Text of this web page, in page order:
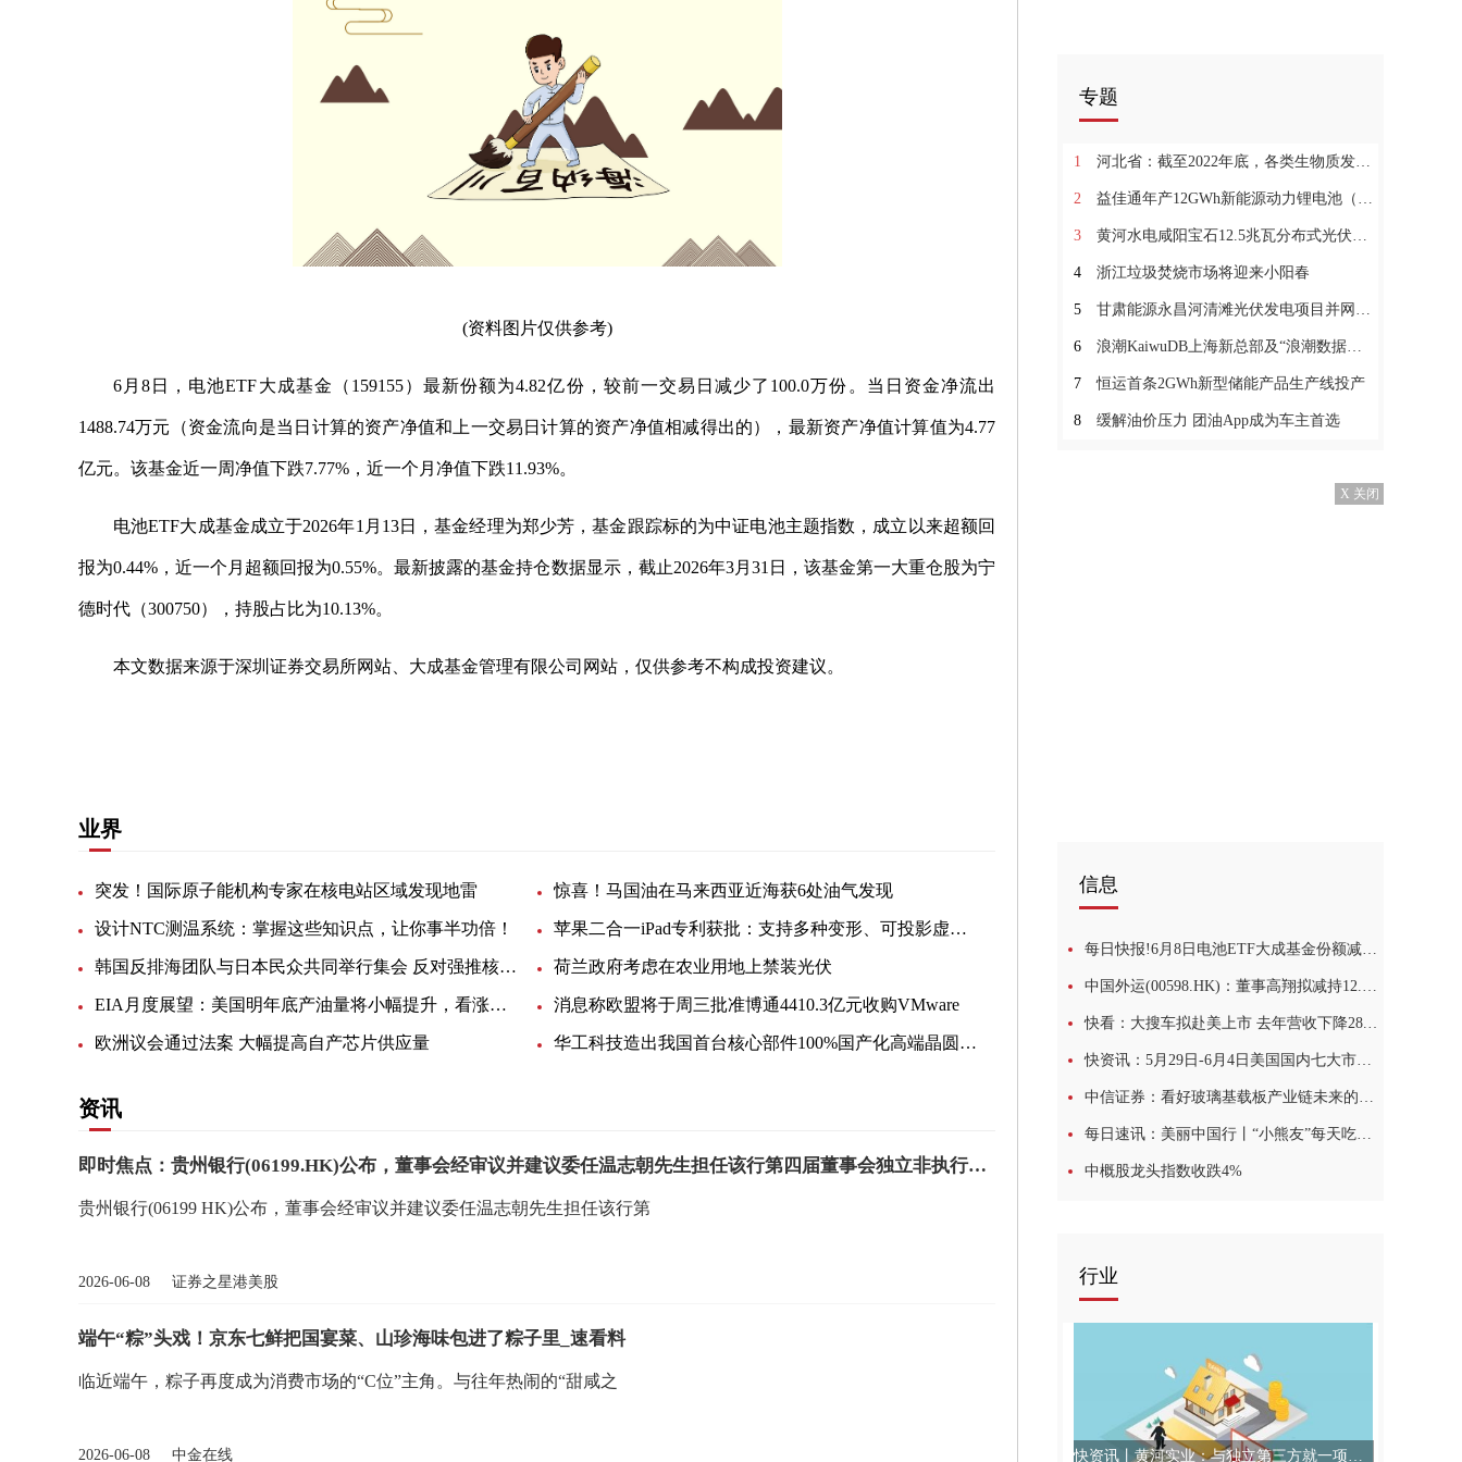
(资料图片仅供参考)
6月8日，电池ETF大成基金（159155）最新份额为4.82亿份，较前一交易日减少了100.0万份。当日资金净流出
1488.74万元（资金流向是当日计算的资产净值和上一交易日计算的资产净值相减得出的），最新资产净值计算值为4.77
亿元。该基金近一周净值下跌7.77%，近一个月净值下跌11.93%。
电池ETF大成基金成立于2026年1月13日，基金经理为郑少芳，基金跟踪标的为中证电池主题指数，成立以来超额回
报为0.44%，近一个月超额回报为0.55%。最新披露的基金持仓数据显示，截止2026年3月31日，该基金第一大重仓股为宁
德时代（300750），持股占比为10.13%。
本文数据来源于深圳证券交易所网站、大成基金管理有限公司网站，仅供参考不构成投资建议。
业界
突发！国际原子能机构专家在核电站区域发现地雷 惊喜！马国油在马来西亚近海获6处油气发现
设计NTC测温系统：掌握这些知识点，让你事半功倍！ 苹果二合一iPad专利获批：支持多种变形、可投影虚拟键盘
韩国反排海团队与日本民众共同举行集会 反对强推核污染水排海 荷兰政府考虑在农业用地上禁装光伏
EIA月度展望：美国明年底产油量将小幅提升，看涨未来油价 消息称欧盟将于周三批准博通4410.3亿元收购VMware
欧洲议会通过法案 大幅提高自产芯片供应量 华工科技造出我国首台核心部件100%国产化高端晶圆激光切割设备
资讯
即时焦点：贵州银行(06199.HK)公布，董事会经审议并建议委任温志朝先生担任该行第四届董事会独立非执行董事
贵州银行(06199 HK)公布，董事会经审议并建议委任温志朝先生担任该行第
2026-06-08 证券之星港美股
端午“粽”头戏！京东七鲜把国宴菜、山珍海味包进了粽子里_速看料
临近端午，粽子再度成为消费市场的“C位”主角。与往年热闹的“甜咸之
2026-06-08 中金在线
专题
1 河北省：截至2022年底，各类生物质发电装机容量总计约2191MW
2 益佳通年产12GWh新能源动力锂电池（一期）项目投产
3 黄河水电咸阳宝石12.5兆瓦分布式光伏项目并网发电
4 浙江垃圾焚烧市场将迎来小阳春
5 甘肃能源永昌河清滩光伏发电项目并网发电
6 浪潮KaiwuDB上海新总部及“浪潮数据库产业联合实验室”落成
7 恒运首条2GWh新型储能产品生产线投产
8 缓解油价压力 团油App成为车主首选
X 关闭
信息
每日快报!6月8日电池ETF大成基金份额减少100万份，重仓股宁德时代、阳光电源、三花智控
中国外运(00598.HK)：董事高翔拟减持12.74万股A股
快看：大搜车拟赴美上市 去年营收下降28.6%近三年持续亏损
快资讯：5月29日-6月4日美国国内七大市场标准级棉花均价较前周下跌0.71美分/磅
中信证券：看好玻璃基载板产业链未来的发展及投资机会 今日报
每日速讯：美丽中国行丨“小熊友”每天吃些啥？专属食谱揭秘
中概股龙头指数收跌4%
行业
快资讯丨黄河实业：与独立第三方就一项自主智能式人工智慧金融科技业务的潜在投资进行讨论